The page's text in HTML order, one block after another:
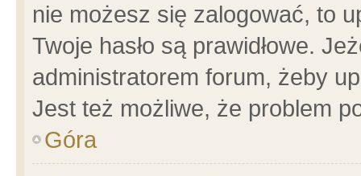
nie możesz się zalogować, to
Twoje hasło są prawidłowe.
administratorem forum, żeby
Jest też możliwe, że problem
Góra